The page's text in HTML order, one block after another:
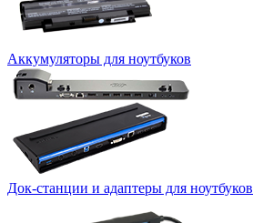
Аккумуляторы для ноутбуков
Док-станции и адаптеры для ноутбуков